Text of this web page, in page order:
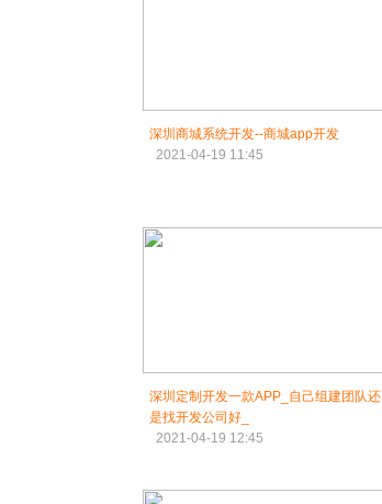
深圳商城系统开发--商城app开发
2021-04-19 11:45
深圳定制开发一款APP_自己组建团队还
是找开发公司好_
2021-04-19 12:45